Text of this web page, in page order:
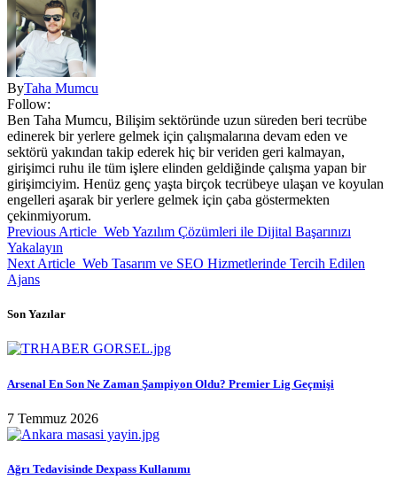
ByTaha Mumcu
Follow:
Ben Taha Mumcu, Bilişim sektöründe uzun süreden beri tecrübe
edinerek bir yerlere gelmek için çalışmalarına devam eden ve
sektörü yakından takip ederek hiç bir veriden geri kalmayan,
girişimci ruhu ile tüm işlere elinden geldiğinde çalışma yapan bir
girişimciyim. Henüz genç yaşta birçok tecrübeye ulaşan ve koyulan
engelleri aşarak bir yerlere gelmek için çaba göstermekten
çekinmiyorum.
Previous Article Web Yazılım Çözümleri ile Dijital Başarınızı
Yakalayın
Next Article Web Tasarım ve SEO Hizmetlerinde Tercih Edilen
Ajans
Son Yazılar
Arsenal En Son Ne Zaman Şampiyon Oldu? Premier Lig Geçmişi
7 Temmuz 2026
Ağrı Tedavisinde Dexpass Kullanımı